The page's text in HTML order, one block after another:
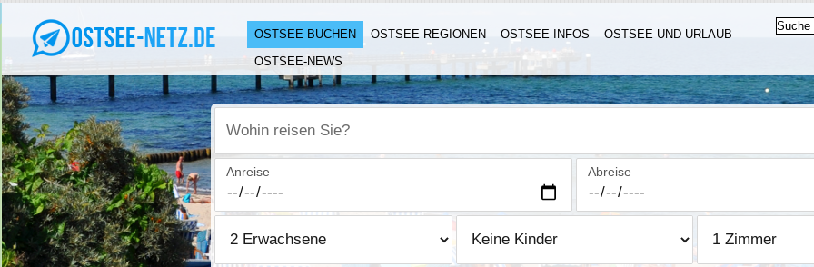
OSTSEE BUCHEN OSTSEE-REGIONEN OSTSEE-INFOS
OSTSEE UND URLAUB
OSTSEE-NEWS
Wohin reisen Sie?
Anreise Abreise